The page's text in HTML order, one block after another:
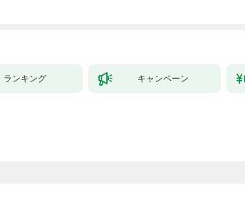
ランキング キャンペーン